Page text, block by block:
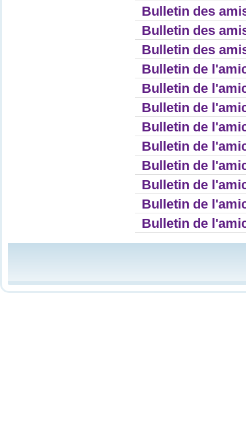
Bulletin des
Bulletin des
Bulletin des
Bulletin de
Bulletin de
Bulletin de
Bulletin de
Bulletin de
Bulletin de
Bulletin de
Bulletin de
Bulletin de